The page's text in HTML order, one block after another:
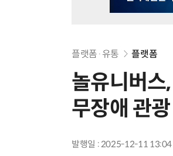
플랫폼·유통 플랫폼
놀유니버
무장애 관
발행일 : 2025-12-11 13:04